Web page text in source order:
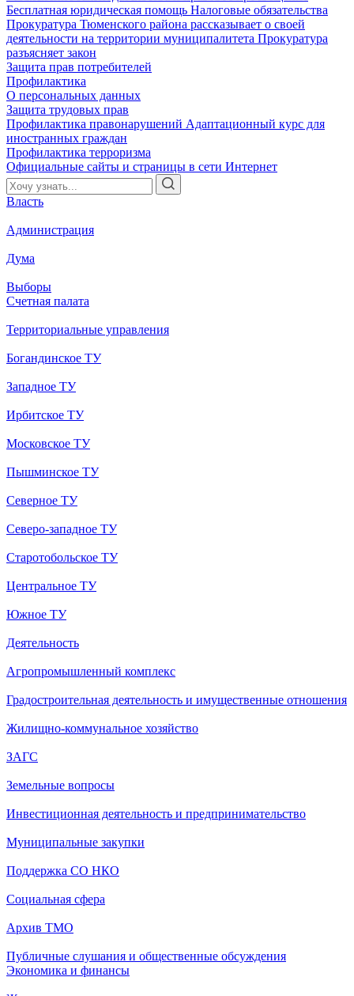
Бесплатная юридическая помощь Налоговые обязательства
Прокуратура Тюменского района рассказывает о своей
деятельности на территории муниципалитета Прокуратура
разъясняет закон
Защита прав потребителей
Профилактика
О персональных данных
Защита трудовых прав
Профилактика правонарушений Адаптационный курс для
иностранных граждан
Профилактика терроризма
Официальные сайты и страницы в сети Интернет
Власть
Администрация
Дума
Выборы
Счетная палата
Территориальные управления
Богандинское ТУ
Западное ТУ
Ирбитское ТУ
Московское ТУ
Пышминское ТУ
Северное ТУ
Северо-западное ТУ
Старотобольское ТУ
Центральное ТУ
Южное ТУ
Деятельность
Агропромышленный комплекс
Градостроительная деятельность и имущественные отношения
Жилищно-коммунальное хозяйство
ЗАГС
Земельные вопросы
Инвестиционная деятельность и предпринимательство
Муниципальные закупки
Поддержка СО НКО
Социальная сфера
Архив ТМО
Публичные слушания и общественные обсуждения
Экономика и финансы